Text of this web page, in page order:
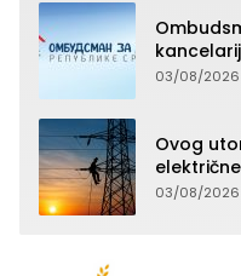
03/08/2026
Ovog
03/08/2026